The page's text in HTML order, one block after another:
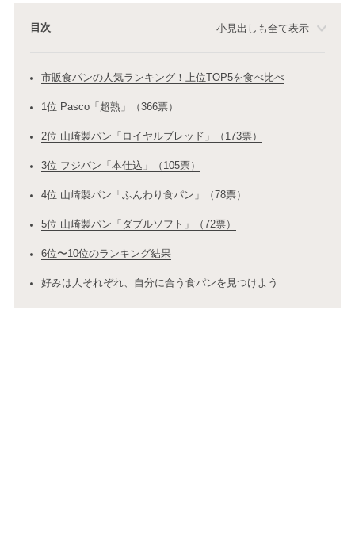
目次 小見出しも全て表示
市販食パンの人気ランキング！上位TOP5を食べ比べ
1位 Pasco「超熟」（366票）
2位 山崎製パン「ロイヤルブレッド」（173票）
3位 フジパン「本仕込」（105票）
4位 山崎製パン「ふんわり食パン」（78票）
5位 山崎製パン「ダブルソフト」（72票）
6位〜10位のランキング結果
好みは人それぞれ、自分に合う食パンを見つけよう